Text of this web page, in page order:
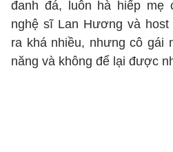
đanh đá, luôn hà hiếp mẹ
nghệ sĩ Lan Hương và
ra khá nhiều, nhưng cô gái
năng và không để lại được